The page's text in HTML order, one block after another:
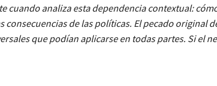
cuando analiza esta dependencia contextual:
de las políticas. El pecado original
que podían aplicarse en todas partes. Si el